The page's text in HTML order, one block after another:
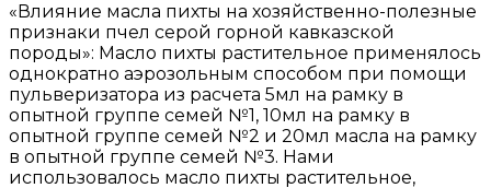
«Влияние масла пихты на хозяйственно-полезные
признаки пчел серой горной кавказской
породы»: Масло пихты растительное применялось
однократно аэрозольным способом при помощи
пульверизатора из расчета 5мл на рамку в
опытной группе семей №1, 10мл на рамку в
опытной группе семей №2 и 20мл масла на рамку
в опытной группе семей №3. Нами
использовалось масло пихты растительное,